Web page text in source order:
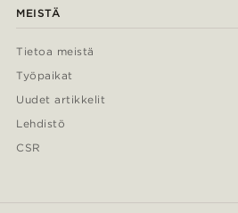
MEISTÄ
Tietoa meistä
Työpaikat
Uudet artikkelit
Lehdistö
CSR